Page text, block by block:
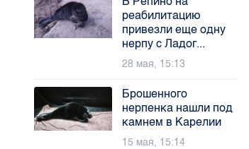
реабилитацию
привезли еще одну
нерпу с Ладог...
28 мая, 15:13
Брошенного
нерпенка нашли под
камнем в Карелии
15 мая, 15:14